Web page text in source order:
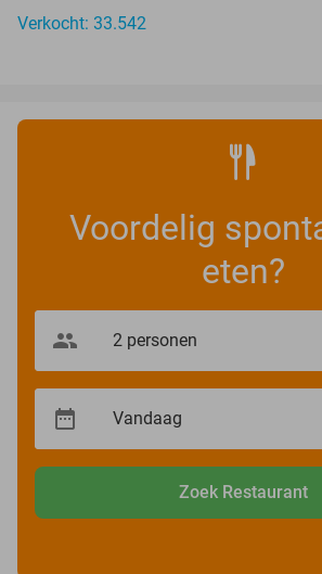
Verkocht: 33.542
Voordelig
eten?
Zoek Restaurant